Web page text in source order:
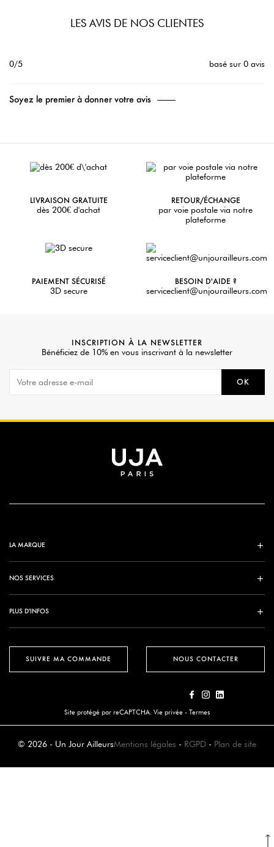
LES AVIS DE NOS CLIENTES
0/5 basé sur 0 avis
Soyez le premier à donner votre avis
LIVRAISON GRATUITE
dès 200€ d'achat
RETOUR/ÉCHANGE
par voie postale via notre
plateforme
PAIEMENT SÉCURISÉ
3D secure
BESOIN D'AIDE ?
serviceclient@unjourailleurs.com
INSCRIPTION À LA NEWSLETTER
Bénéficiez de 10% en vous inscrivant à la newsletter
OK
SUIVRE MA COMMANDE
LA MARQUE
NOS SERVICES
PLUS D'INFOS
NOUS CONTACTER
Site protégé par reCAPTCHA. Vie privée - Termes
© 2026 - Un Jour AilleursMentions légales - RGPD - Plan de site